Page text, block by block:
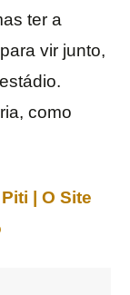
ter a
vir junto,
como